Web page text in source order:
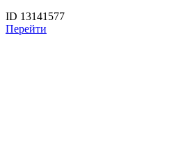
ID 13141577
Перейти